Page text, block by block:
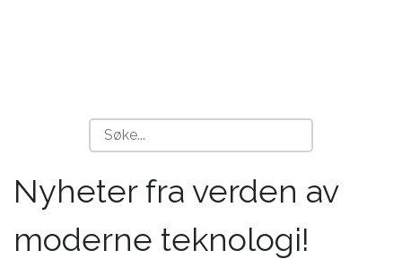
Nyheter fra verden av
moderne teknologi!